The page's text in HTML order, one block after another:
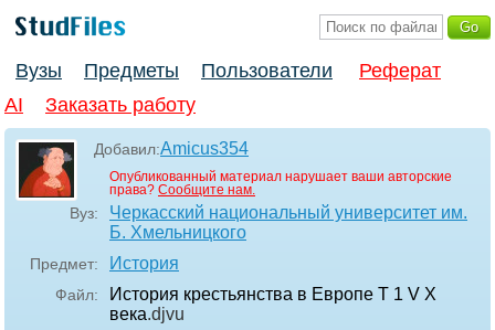
Вузы Предметы Пользователи
Реферат
AI
Заказать работу
Добавил:Amicus354
Опубликованный материал нарушает ваши авторские
права? Сообщите нам.
Вуз:
Черкасский национальный университет им.
Б. Хмельницкого
Предмет: История
Файл:
История крестьянства в Европе Т 1 V X
века.djvu